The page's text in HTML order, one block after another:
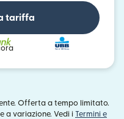
tariffa
Offerta a tempo limitato.
a variazione. Vedi i Termini e